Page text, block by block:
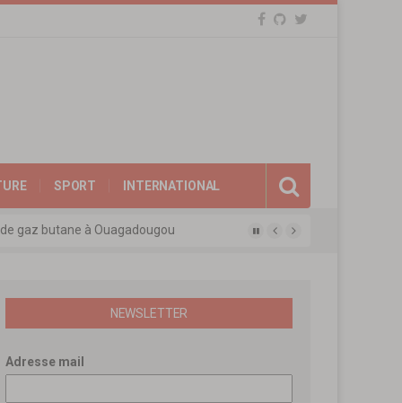
SPORT INTERNATIONAL
gaz butane à Ouagadougou
révolutionnaires
NEWSLETTER
Adresse mail